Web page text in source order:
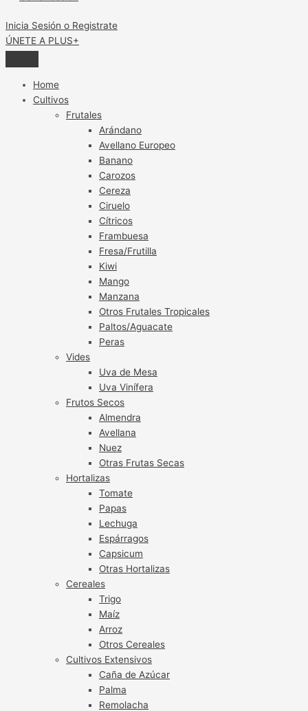
Inicia Sesión o Registrate
ÚNETE A PLUS+
Home
Cultivos
Frutales
Arándano
Avellano Europeo
Banano
Carozos
Cereza
Ciruelo
Cítricos
Frambuesa
Fresa/Frutilla
Kiwi
Mango
Manzana
Otros Frutales Tropicales
Paltos/Aguacate
Peras
Vides
Uva de Mesa
Uva Vinífera
Frutos Secos
Almendra
Avellana
Nuez
Otras Frutas Secas
Hortalizas
Tomate
Papas
Lechuga
Espárragos
Capsicum
Otras Hortalizas
Cereales
Trigo
Maíz
Arroz
Otros Cereales
Cultivos Extensivos
Caña de Azúcar
Palma
Remolacha